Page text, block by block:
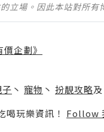
立場。因此本站對所
企劃》
丶 寵物 丶 扮靚攻略及
玩樂資訊！ Follow